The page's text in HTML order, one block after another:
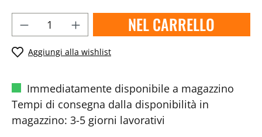
NEL CARRELLO
Aggiungi alla wishlist
Immediatamente disponibile a magazzino
Tempi di consegna dalla disponibilità in
magazzino: 3-5 giorni lavorativi